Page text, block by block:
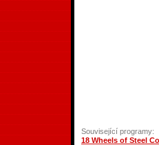
Související programy:
18 Wheels of Steel